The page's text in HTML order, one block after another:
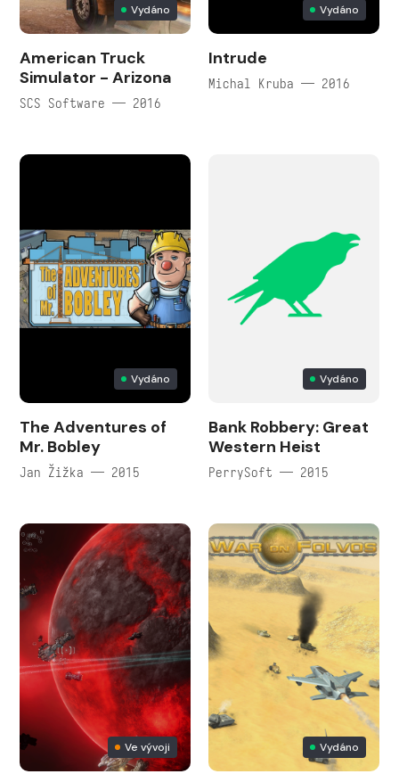
Vydáno
American Truck
Simulator - Arizona
SCS Software — 2016
Vydáno
Intrude
Michal Kruba — 2016
Vydáno
The Adventures of
Mr. Bobley
Jan Žižka — 2015
Vydáno
Bank Robbery: Great
Western Heist
PerrySoft — 2015
Ve vývoji Vydáno